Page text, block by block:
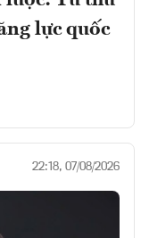
lực quốc
22:18, 07/08/2026